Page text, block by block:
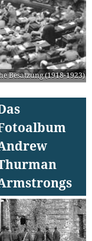
Besatzung (1918-1923)